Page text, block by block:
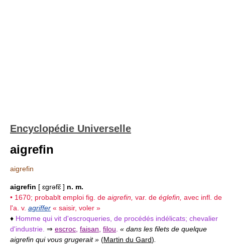
Encyclopédie Universelle
aigrefin
aigrefin
aigrefin [ ɛgrəfɛ̃ ] n. m.
• 1670; probablt emploi fig. de aigrefin, var. de églefin, avec infl. de
l'a. v. agriffer « saisir, voler »
♦ Homme qui vit d'escroqueries, de procédés indélicats; chevalier
d'industrie. ⇒ escroc faisan filou « dans les filets de quelque
aigrefin qui vous grugerait » (Martin du Gard)